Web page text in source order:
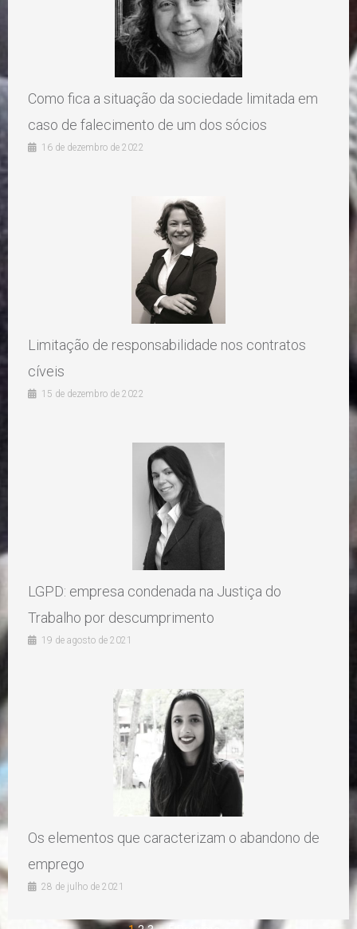
Como fica a situação da sociedade limitada em
caso de falecimento de um dos sócios
16 de dezembro de 2022
Limitação de responsabilidade nos contratos
cíveis
15 de dezembro de 2022
LGPD: empresa condenada na Justiça do
Trabalho por descumprimento
19 de agosto de 2021
Os elementos que caracterizam o abandono de
emprego
28 de julho de 2021